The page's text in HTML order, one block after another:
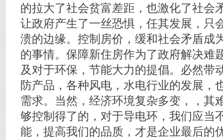
的拉大了社会贫富差距，也激化了社会
让政府产生了一丝恐惧，任其发展，只
溃的边缘。控制房价，缓和社会矛盾成
的事情。保障新住房作为了政府解决难
及对于环保，节能大力的提倡。必然带
防产品，各种风电，水电行业的发展，
需求。当然，经济环境复杂多变，，其
够控制得了的，对于导电环，我们应当
能，提高我们的品质，才是企业最后的